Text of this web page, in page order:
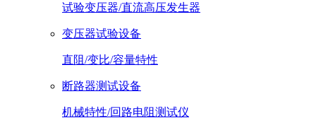
试验变压器/直流高压发生器
变压器试验设备
直阻/变比/容量特性
断路器测试设备
机械特性/回路电阻测试仪